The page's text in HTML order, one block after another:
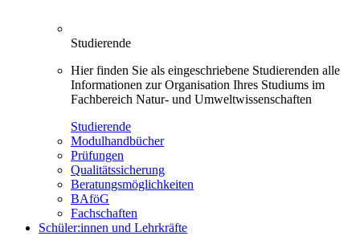
Studierende
Hier finden Sie als eingeschriebene Studierenden alle
Informationen zur Organisation Ihres Studiums im
Fachbereich Natur- und Umweltwissenschaften
Studierende
Modulhandbücher
Prüfungen
Qualitätssicherung
Beratungsmöglichkeiten
BAföG
Fachschaften
Schüler:innen und Lehrkräfte